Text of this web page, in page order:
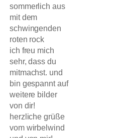
sommerlich aus
mit dem
schwingenden
roten rock
ich freu mich
sehr, dass du
mitmachst. und
bin gespannt auf
weitere bilder
von dir!
herzliche grüße
vom wirbelwind